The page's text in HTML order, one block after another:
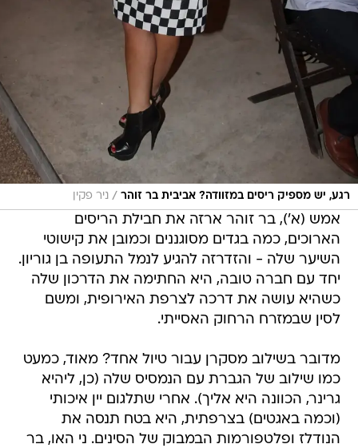
רגע, יש מספיק ריסים במזוודה? אביבית בר זוהר / ניר פקין
אמש (א'), בר זוהר ארזה את חבילת הריסים
הארוכים, כמה בגדים מסוגננים וכמובן את קישוטי
השיער שלה - והזדרזה להגיע לנמל התעופה בן גוריון.
יחד עם חברה טובה, היא החתימה את הדרכון שלה
כשהיא עושה את דרכה לצרפת האירופית, ומשם
לסין שבמזרח הרחוק האסייתי.
מדובר בשילוב מסקרן עבור טיול אחד? מאוד, כמעט
כמו שילוב של הגברת עם הנמסיס שלה (כן, ליהיא
גרינר, הכוונה היא אליך). אחרי שתלגום יין איכותי
(וכמה באגטים) בצרפתית, היא בטח תנסה את
הנודלז ופלטפורמות הבמבוק של הסינים. ני האו, בר